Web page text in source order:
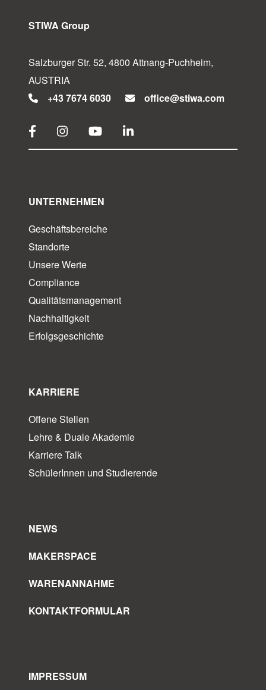
STIWA Group
Salzburger Str. 52, 4800 Attnang-Puchheim,
AUSTRIA
+43 7674 6030
office@stiwa.com
UNTERNEHMEN
Geschäftsbereiche
Standorte
Unsere Werte
Compliance
Qualitätsmanagement
Nachhaltigkeit
Erfolgsgeschichte
KARRIERE
Offene Stellen
Lehre & Duale Akademie
Karriere Talk
SchülerInnen und Studierende
NEWS
MAKERSPACE
WARENANNAHME
KONTAKTFORMULAR
IMPRESSUM